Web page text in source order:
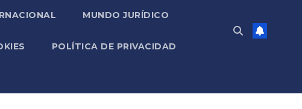
MUNDO JURÍDICO
POLÍTICA DE PRIVACIDAD